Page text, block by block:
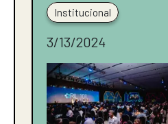
Institucional
3/13/2024